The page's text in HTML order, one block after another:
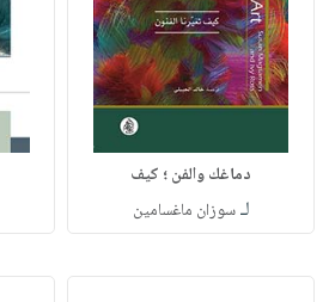
دماغك والفن ؛ كيف
لـسوزان ماغسامين